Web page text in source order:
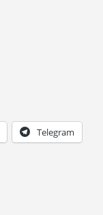
Telegram